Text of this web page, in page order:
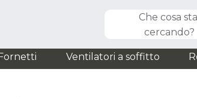
Che cosa
cercando?
Ventilatori a soffitto